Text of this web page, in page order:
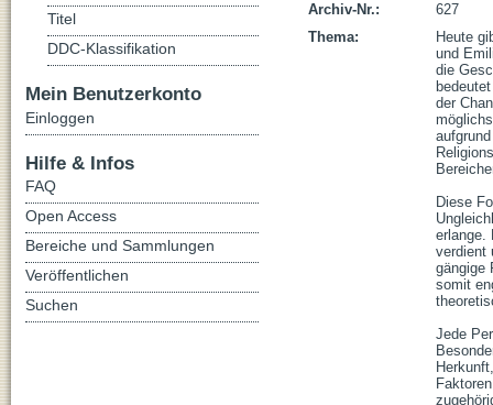
Archiv-Nr.:
627
Thema:
Heute
und
die
der
Diese
erlange.
verdient
gängige
somit
Jede
Titel
DDC-Klassifikation
Mein Benutzerkonto
Einloggen
Hilfe & Infos
FAQ
Open Access
Bereiche und Sammlungen
Veröffentlichen
Suchen